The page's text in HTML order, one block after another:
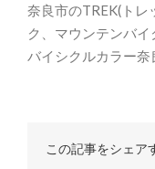
奈良市のTREK(トレ
ク、マウンテンバイ
バイシクルカラー
この記事をシェア